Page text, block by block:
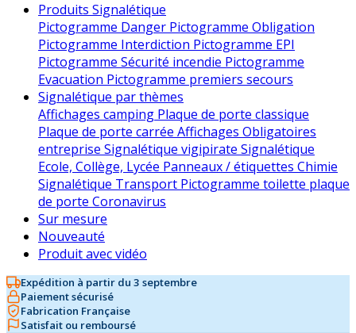
Produits Signalétique
Pictogramme Danger Pictogramme Obligation
Pictogramme Interdiction Pictogramme EPI
Pictogramme Sécurité incendie Pictogramme
Evacuation Pictogramme premiers secours
Signalétique par thèmes
Affichages camping Plaque de porte classique
Plaque de porte carrée Affichages Obligatoires
entreprise Signalétique vigipirate Signalétique
Ecole, Collège, Lycée Panneaux / étiquettes Chimie
Signalétique Transport Pictogramme toilette plaque
de porte Coronavirus
Sur mesure
Nouveauté
Produit avec vidéo
Expédition à partir du 3 septembre
Paiement sécurisé
Fabrication Française
Satisfait ou remboursé